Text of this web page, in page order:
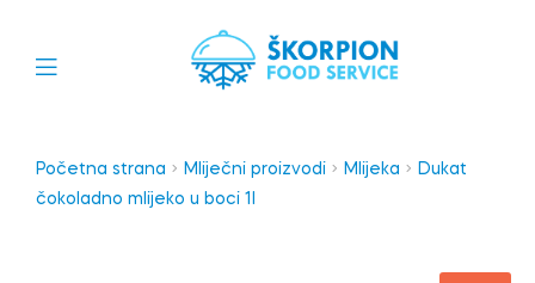
Početna strana Mliječni proizvodi Mlijeka
Dukat
čokoladno mlijeko u boci 1l